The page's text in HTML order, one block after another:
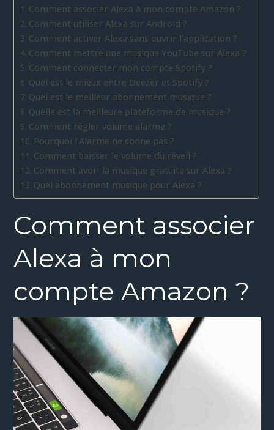
Comment associer Alexa à mon compte Amazon ?
Comment utiliser Alexa sur Android ?
Comment activer Alexa sans ouvrir l’application ?
Comment mettre une musique YouTube sur Alexa ?
Comment connecter mon compte Spotify ?
Quel est le mieux entre Deezer et Spotify ?
Quel est le meilleur abonnement musique ?
Quelle est la meilleure plateforme de musique ?
Comment régler volume alarme ?
Pourquoi l’Alarme ne sonne pas ?
Comment baisser le volume du réveil ?
Comment avoir la musique gratuite sur Alexa ?
Quel abonnement musique pour Alexa ?
Comment associer
Alexa à mon
compte Amazon ?